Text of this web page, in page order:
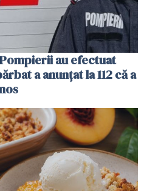
au efectuat
a anunțat la 112 că a